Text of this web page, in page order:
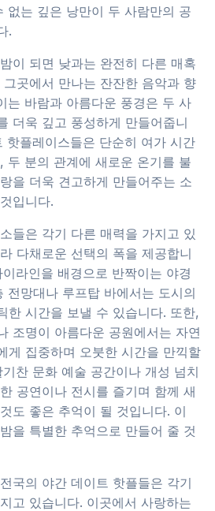
없는 깊은 낭만이 두 사람만의 공
.
이 되면 낮과는 완전히 다른 매혹
곳에서 만나는 잔잔한 음악과 향
는 바람과 아름다운 풍경은 두 사
더욱 깊고 풍성하게 만들어줍니
핫플레이스들은 단순히 여가 시간
두 분의 관계에 새로운 온기를 불
을 더욱 견고하게 만들어주는 소
입니다.
들은 각기 다른 매력을 가지고 있
다채로운 선택의 폭을 제공합니
라인을 배경으로 반짝이는 야경
전망대나 루프탑 바에서는 도시의
한 시간을 보낼 수 있습니다. 또한,
조명이 아름다운 공원에서는 자연
게 집중하며 오붓한 시간을 만끽할
찬 문화 예술 공간이나 개성 넘치
공연이나 전시를 즐기며 함께 새
도 좋은 추억이 될 것입니다. 이
을 특별한 추억으로 만들어 줄 것
국의 야간 데이트 핫플들은 각기
고 있습니다. 이곳에서 사랑하는